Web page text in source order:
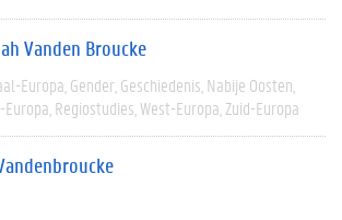
Vanden Broucke
Europa Gender Geschiedenis Nabije Oosten
Regiostudies West-Europa Zuid-Europa